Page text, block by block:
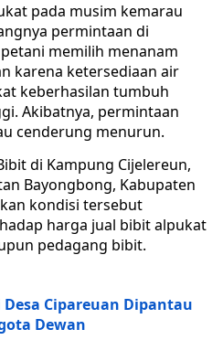
pada musim kemarau
permintaan di
memilih menanam
karena ketersediaan air
keberhasilan tumbuh
Akibatnya, permintaan
cenderung menurun.
di Kampung Cijelereun,
Bayongbong, Kabupaten
kondisi tersebut
harga jual bibit alpukat
pedagang bibit.
Cipareuan Dipantau
Dewan